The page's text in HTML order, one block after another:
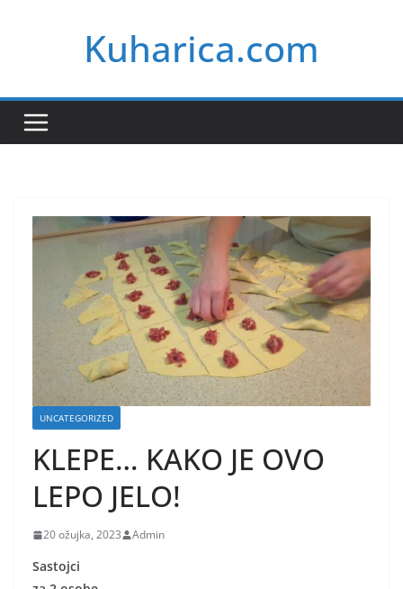
Kuharica.com
UNCATEGORIZED
KLEPE… KAKO JE OVO
LEPO JELO!
20 ožujka, 2023 Admin
Sastojci